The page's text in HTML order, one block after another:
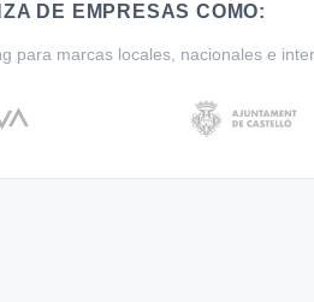
DE EMPRESAS COMO:
para marcas locales, nacionales e